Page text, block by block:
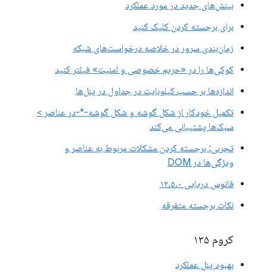
بینش‌های جدید در مورد عملکرد
برای برجسته کردن کلیک کنید
زمان‌بندی سرور در خلاصه درخواست‌های شبکه
کوکی‌ها را در «حریم خصوصی و امنیت» فیلتر کنید
اندازه‌ها بر حسب کیلوبایت در جداول در پنل‌ها
تکمیل خودکار از شکل گوشه و شکل گوشه-*-در عناصر >
سبک‌ها پشتیبانی می‌کند
تجربی: برجسته کردن مشکلات مربوط به عناصر و
ویژگی‌ها در DOM
فانوس دریایی ۱۲.۵.۰
نکات برجسته متفرقه
کروم ۱۳۵
بهبود پنل عملکرد